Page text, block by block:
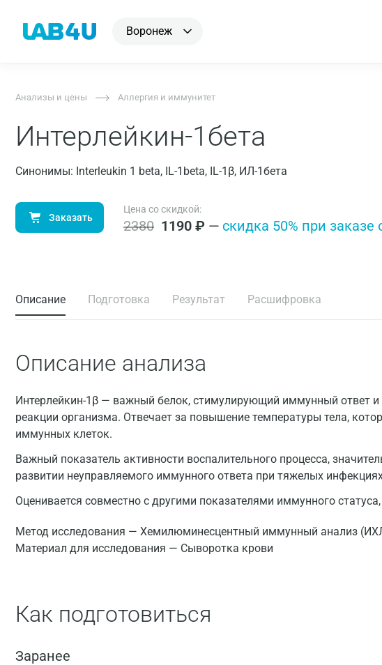
Воронеж
Анализы и цены Аллергия и иммунитет
Интерлейкин-1бета
Синонимы: Interleukin 1 beta, IL-1beta, IL-1β, ИЛ-1бета
Заказать
Цена со скидкой:
2380 1190 ₽ — cкидка 50% при заказе
Описание Подготовка Результат Расшифровка
Описание анализа
Интерлейкин-1β — важный белок, стимулирующий иммунный ответ и
реакции организма. Отвечает за повышение температуры тела,
иммунных клеток.
Важный показатель активности воспалительного процесса,
развитии неуправляемого иммунного ответа при тяжелых
Оценивается совместно с другими показателями иммунного
Метод исследования — Xемилюминесцентный иммунный анализ
Материал для исследования — Сыворотка крови
Как подготовиться
Заранее